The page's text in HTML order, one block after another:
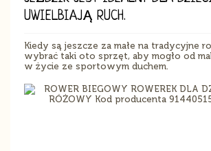
UWIELBIAJĄ RUCH.
Kiedy są jeszcze za małe na tradycyjne
wybrać taki oto sprzęt, aby mogło od
w życie ze sportowym duchem.